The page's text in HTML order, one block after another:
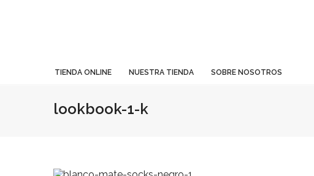
TIENDA ONLINE NUESTRA TIENDA SOBRE NOSOTROS
lookbook-1-k